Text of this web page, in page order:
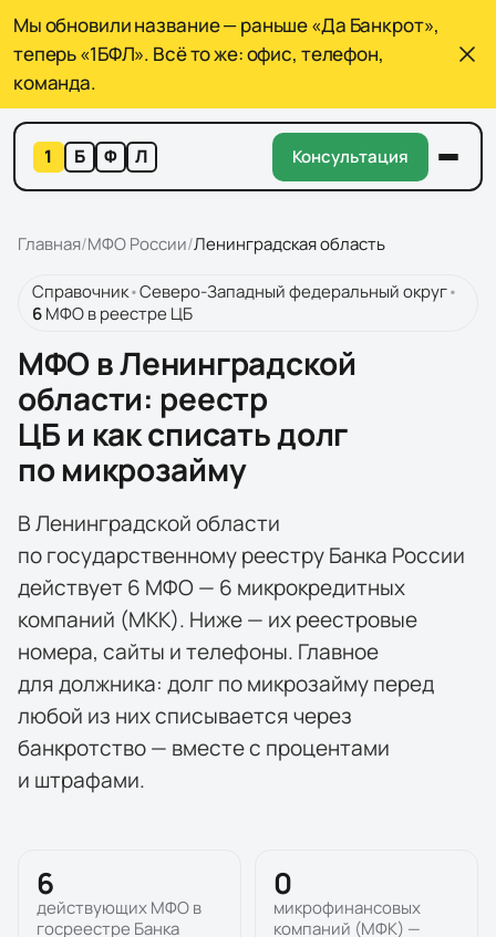
Мы обновили название — раньше «Да Банкрот»,
теперь «1БФЛ». Всё то же: офис, телефон,
команда.
1 Б Ф Л Консультация
Главная/МФО России/Ленинградская область
Справочник•Северо-Западный федеральный округ•
6МФОв реестре ЦБ
МФО в Ленинградской
области: реестр
ЦБ и как списать долг
по микрозайму
В Ленинградской области
по государственному реестру Банка России
действует 6 МФО — 6 микрокредитных
компаний (МКК). Ниже — их реестровые
номера, сайты и телефоны. Главное
для должника: долг по микрозайму перед
любой из них списывается через
банкротство — вместе с процентами
и штрафами.
6
действующих МФО в
госреестре Банка
0
микрофинансовых
компаний (МФК) —